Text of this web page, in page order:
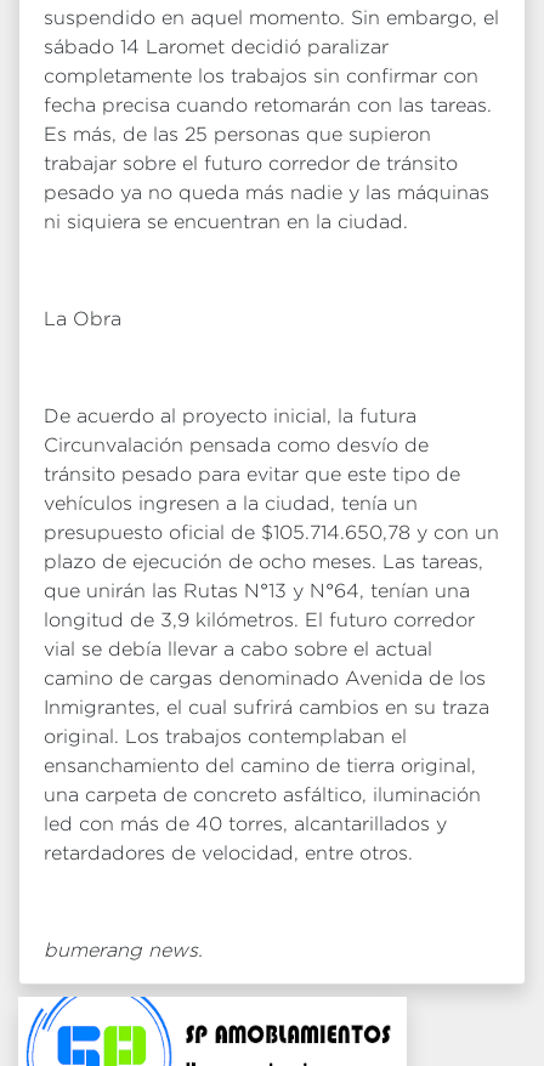
suspendido en aquel momento. Sin embargo, el
sábado 14 Laromet decidió paralizar
completamente los trabajos sin confirmar con
fecha precisa cuando retomarán con las tareas.
Es más, de las 25 personas que supieron
trabajar sobre el futuro corredor de tránsito
pesado ya no queda más nadie y las máquinas
ni siquiera se encuentran en la ciudad.
La Obra
De acuerdo al proyecto inicial, la futura
Circunvalación pensada como desvío de
tránsito pesado para evitar que este tipo de
vehículos ingresen a la ciudad, tenía un
presupuesto oficial de $105.714.650,78 y con un
plazo de ejecución de ocho meses. Las tareas,
que unirán las Rutas N°13 y N°64, tenían una
longitud de 3,9 kilómetros. El futuro corredor
vial se debía llevar a cabo sobre el actual
camino de cargas denominado Avenida de los
Inmigrantes, el cual sufrirá cambios en su traza
original. Los trabajos contemplaban el
ensanchamiento del camino de tierra original,
una carpeta de concreto asfáltico, iluminación
led con más de 40 torres, alcantarillados y
retardadores de velocidad, entre otros.
bumerang news.